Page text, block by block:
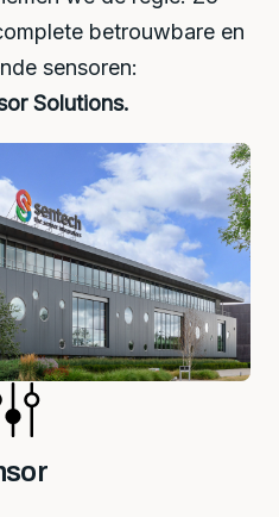
betrouwbare en
sensoren:
Solutions.